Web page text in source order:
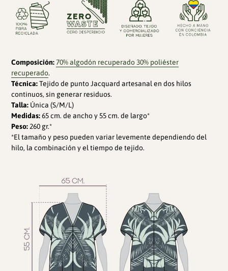
Composición:70% algodón recuperado 30% poliéster
recuperado.
Técnica:Tejido de punto Jacquard artesanal en dos hilos
continuos, sin generar residuos.
Talla: Única (S/M/L)
Medidas:65 cm. de ancho y 55 cm. de largo*
Peso:260 gr.*
*El tamaño y peso pueden variar levemente dependiendo del
hilo, la combinación y el tiempo de tejido.